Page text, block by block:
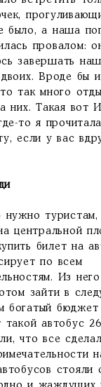
было, а наша
провалом:
завершать
Вроде бы
так много
них. Такая вот
то я
если у вас
нужно туристам,
центральной
билет на
по всем
Из
зайти в
богатый бюджет
такой автобус
что все
стояли